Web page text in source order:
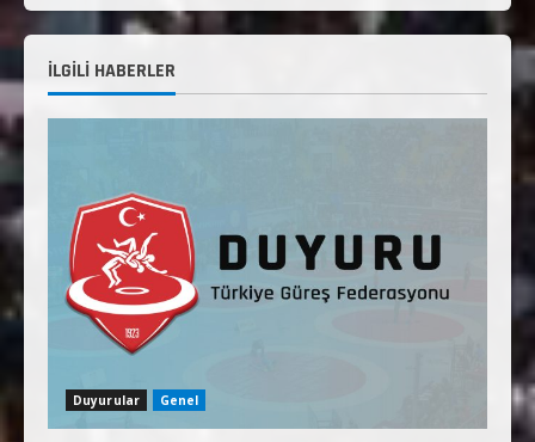
İLGİLİ HABERLER
Duyurular Genel